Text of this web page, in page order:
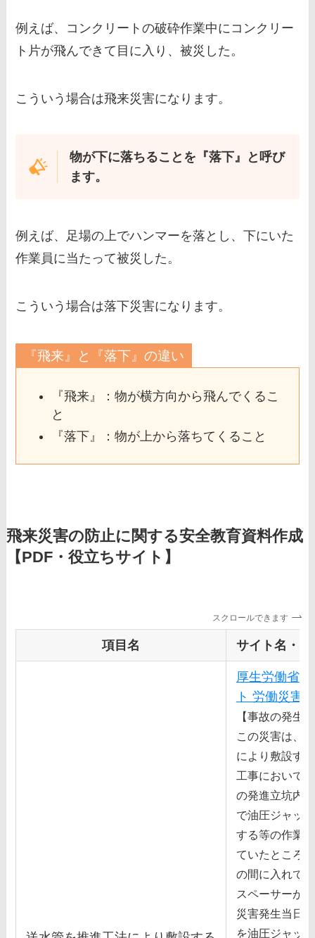
例えば、コンクリートの破砕作業中にコンクリー
ト片が飛んできて目に入り、被災した。
こういう場合は飛来災害になります。
物が下に落ちることを『落下』と呼び
ます。
例えば、足場の上でハンマーを落とし、下にいた
作業員に当たって被災した。
こういう場合は落下災害になります。
『飛来』と『落下』の違い
『飛来』：物が横方向から飛んでくるこ
と
『落下』：物が上から落ちてくること
飛来災害の防止に関する安全教育資料作成
【PDF・役立ちサイト】
スクロールできます
項目名 サイト名・
厚生労働省
ト 労働災害
【事故の発生
この災害は、
により敷設する
⼯事において
の発進⽴坑内部
で油圧ジャッ
する等の作業
ていたところ
の間に⼊れて
スペーサーが
災害発⽣当⽇
を油圧ジャッキ